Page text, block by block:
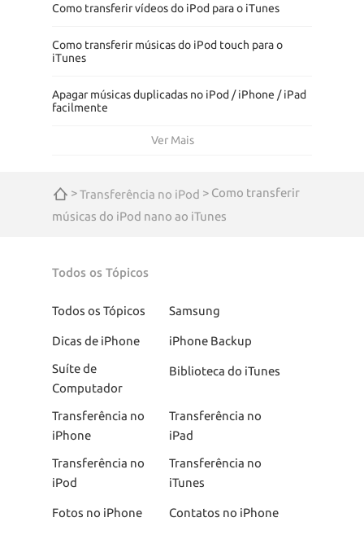
Como transferir vídeos do iPod para o iTunes
Como transferir músicas do iPod touch para o
iTunes
Apagar músicas duplicadas no iPod / iPhone / iPad
facilmente
Ver Mais
>Transferência no iPod > Como transferir
músicas do iPod nano ao iTunes
Todos os Tópicos
Todos os Tópicos Samsung
Dicas de iPhone
iPhone Backup
Suíte de
Computador
Biblioteca do iTunes
Transferência no
iPhone
Transferência no
iPad
Transferência no
iPod
Transferência no
iTunes
Fotos no iPhone Contatos no iPhone